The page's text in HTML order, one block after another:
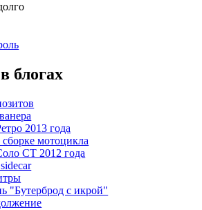
блогах
2013 года
мотоцикла
СТ 2012 года
"Бутерброд с икрой"